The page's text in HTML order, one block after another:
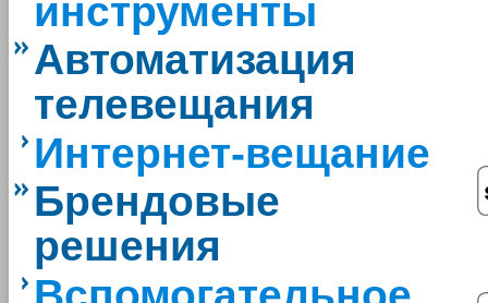
инструменты
Автоматизация
телевещания
Интернет-вещание
Брендовые
решения